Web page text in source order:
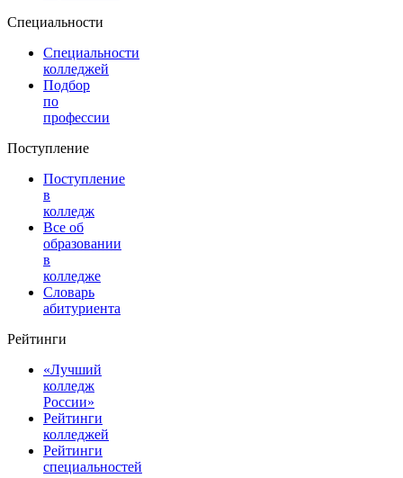
Специальности
Специальности
колледжей
Подбор
по
профессии
Поступление
Поступление
в
колледж
Все об
образовании
в
колледже
Словарь
абитуриента
Рейтинги
«Лучший
колледж
России»
Рейтинги
колледжей
Рейтинги
специальностей